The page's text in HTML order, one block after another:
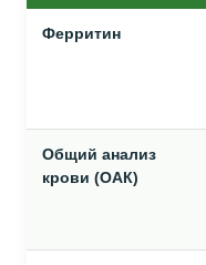
Ферритин
Общий анализ
крови (ОАК)